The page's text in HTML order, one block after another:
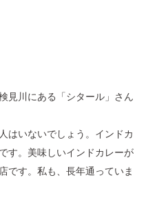
見川にある「シタール」さん
はいないでしょう。インドカ
す。美味しいインドカレーが
です。私も、長年通っていま